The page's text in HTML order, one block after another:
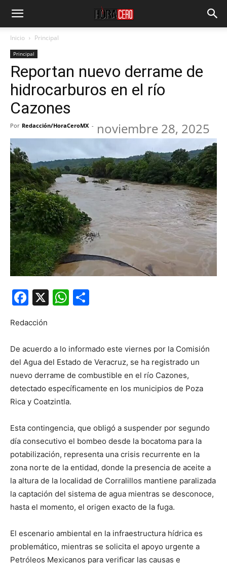
Inicio Principal
Principal
Reportan nuevo derrame de
hidrocarburos en el río
Cazones
Por Redacción/HoraCeroMX - noviembre 28, 2025
Facebook
X WhatsApp
Redacción
De acuerdo a lo informado este viernes por la Comisión
del Agua del Estado de Veracruz, se ha registrado un
nuevo derrame de combustible en el río Cazones,
detectado específicamente en los municipios de Poza
Rica y Coatzintla.
Esta contingencia, que obligó a suspender por segundo
día consecutivo el bombeo desde la bocatoma para la
potabilización, representa una crisis recurrente en la
zona norte de la entidad, donde la presencia de aceite a
la altura de la localidad de Corralillos mantiene paralizada
la captación del sistema de agua mientras se desconoce,
hasta el momento, el origen exacto de la fuga.
El escenario ambiental en la infraestructura hídrica es
problemático, mientras se solicita el apoyo urgente a
Petróleos Mexicanos para verificar las causas e